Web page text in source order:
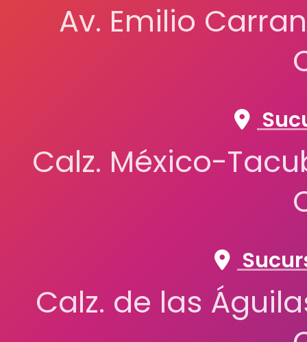
Av. Emilio
Calz. México-
Calz. de las